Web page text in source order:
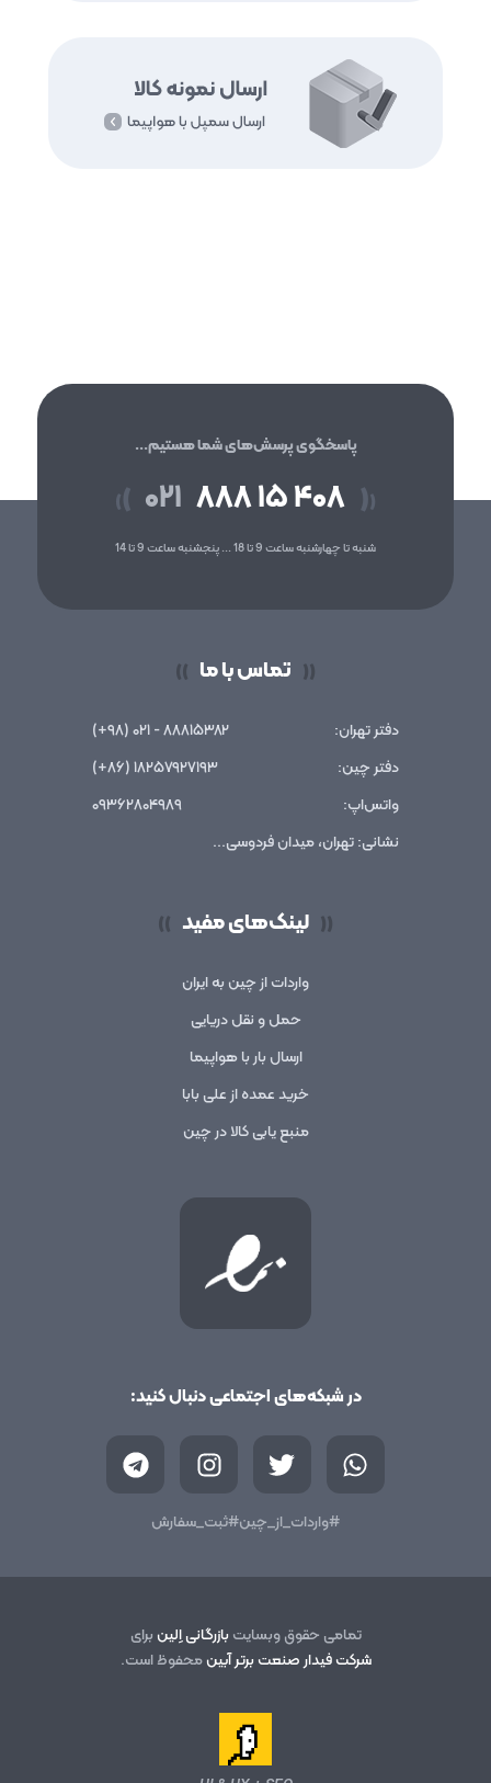
پاسخگوی پرسش‌های شما هستیم...
(( ۰۲۱ ۸۸۸ ۱۵ ۴۰۸ ))
شنبه تا چهارشنبه ساعت 9 تا 18 ... پنجشنبه ساعت 9 تا 14
(( تماس با ما ))
دفتر تهران:
۸۸۸۱۵۳۸۲ - ۰۲۱ (۹۸+)
دفتر چین:
۱۸۲۵۷۹۲۷۱۹۳ (۸۶+)
واتس‌اپ:
۰۹۳۶۲۸۰۴۹۸۹
نشانی: تهران، میدان فردوسی...
(( لینک‌های مفید ))
واردات از چین به ایران
حمل و نقل دریایی
ارسال بار با هواپیما
خرید عمده از علی بابا
منبع یابی کالا در چین
در شبکه‌های اجتماعی دنبال کنید:
W
h
a
p
T
w
t
e
I
n
t
g
a
m
T
e
r
m
#واردات_از_چین#ثبت_سفارش
تمامی حقوق وبسایت بازرگانی اِلین برای
شرکت فیدار صنعت برتر آبینمحفوظ است.